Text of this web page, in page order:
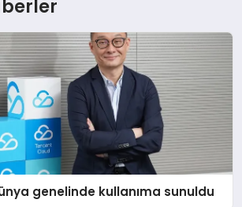
genelinde kullanıma sunuldu